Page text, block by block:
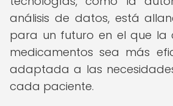
análisis de datos, está
para un futuro en el que la
medicamentos sea más
adaptada a las
cada paciente.